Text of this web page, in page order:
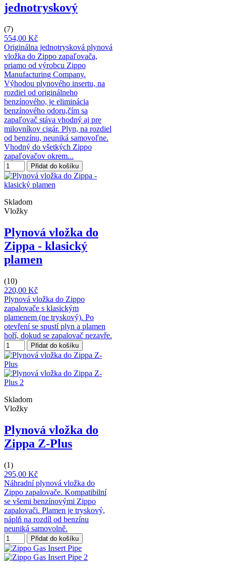
jednotryskový
(7)
554,00 Kč
Originálna jednotrysková plynová
vložka do Zippo zapaľovača,
priamo od výrobcu Zippo
Manufacturing Company.
Výhodou plynového insertu, na
rozdiel od originálneho
benzínového, je eliminácia
benzínového odoru,čím sa
zapaľovač stáva vhodný aj pre
milovníkov cigár. Plyn, na rozdiel
od benzínu, neuniká samovoľne.
Vhodný do všetkých Zippo
zapaľovačov okrem...
Přidat do košíku
Skladom
Vložky
Plynová vložka do
Zippa - klasický
plamen
(10)
220,00 Kč
Plynová vložka do Zippo
zapalovače s klasickým
plamenem (ne tryskový). Po
otevření se spustí plyn a plamen
hoří, dokud se zapalovač nezavře.
Přidat do košíku
Skladom
Vložky
Plynová vložka do
Zippa Z-Plus
(1)
295,00 Kč
Náhradní plynová vložka do
Zippo zapalovače. Kompatibilní
se všemi benzínovými Zippo
zapalovači. Plamen je tryskový,
náplň na rozdíl od benzínu
neuniká samovolně.
Přidat do košíku